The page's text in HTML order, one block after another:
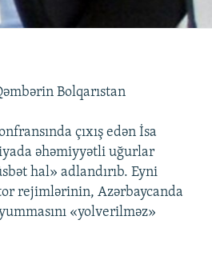
Bolqarıstan
çıxış edən İsa
əhəmiyyətli uğurlar
hal» adlandırıb. Eyni
rejimlərinin, Azərbaycanda
«yolverilməz»